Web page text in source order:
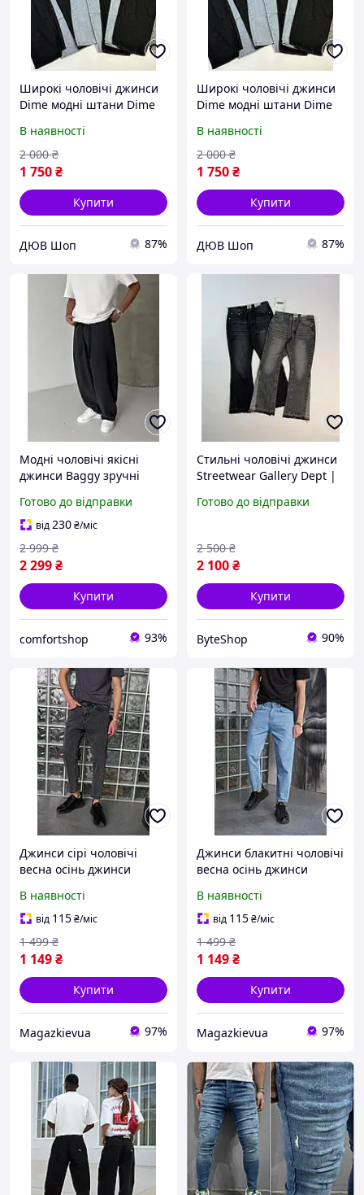
Широкі чоловічі джинси
Dime модні штани Dime
В наявності
1 750₴
2 000 ₴
Купити
ДЮВ Шоп 87%
Широкі чоловічі джинси
Dime модні штани Dime
В наявності
1 750₴
2 000 ₴
Купити
ДЮВ Шоп 87%
Модні чоловічі якісні
джинси Baggy зручні
скейтер вільного крою
для хлопця
Готово до відправки
від230₴/міс
2 299₴
2 999 ₴
Купити
comfortshop 93%
Стильні чоловічі джинси
Streetwear Gallery Dept |
Готово до відправки
2 100₴
2 500 ₴
Купити
ByteShop 90%
Джинси сірі чоловічі
весна осінь джинси
повсякденні/ Люкс якість
В наявності
від 115₴/міс
1 149₴
1 499 ₴
Купити
Magazkievua 97%
Джинси блакитні чоловічі
весна осінь джинси
молодіжні/ Люкс якість
В наявності
від 115₴/міс
1 149₴
1 499 ₴
Купити
Magazkievua 97%